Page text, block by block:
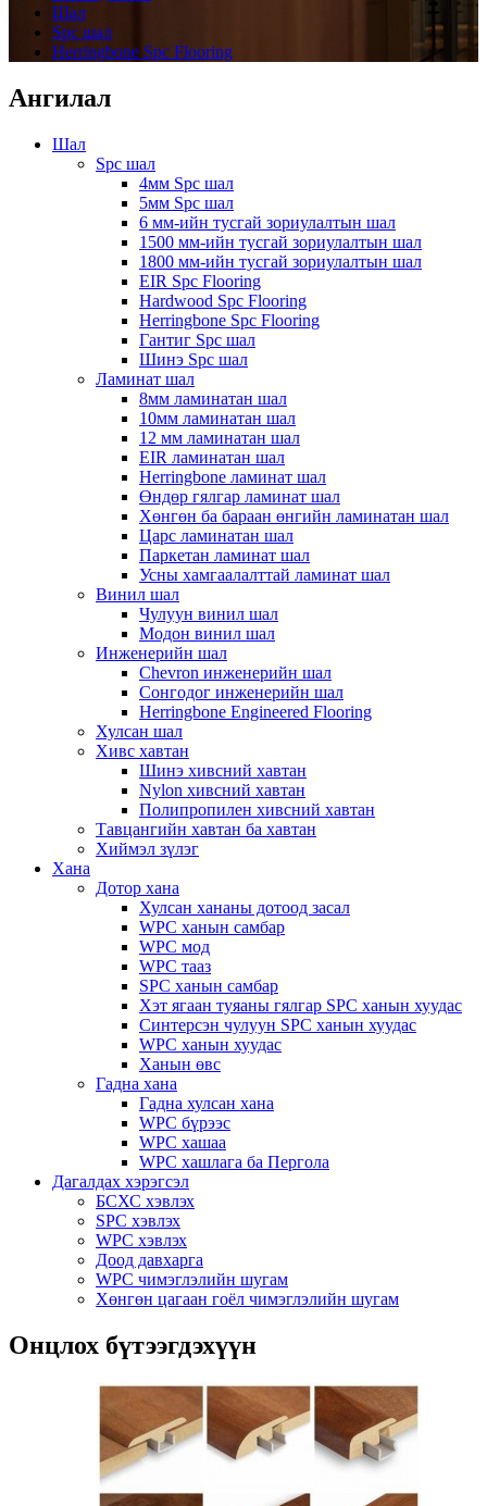
Шал
Spc шал
Herringbone Spc Flooring
Ангилал
Шал
Spc шал
4мм Spc шал
5мм Spc шал
6 мм-ийн тусгай зориулалтын шал
1500 мм-ийн тусгай зориулалтын шал
1800 мм-ийн тусгай зориулалтын шал
EIR Spc Flooring
Hardwood Spc Flooring
Herringbone Spc Flooring
Гантиг Spc шал
Шинэ Spc шал
Ламинат шал
8мм ламинатан шал
10мм ламинатан шал
12 мм ламинатан шал
EIR ламинатан шал
Herringbone ламинат шал
Өндөр гялгар ламинат шал
Хөнгөн ба бараан өнгийн ламинатан шал
Царс ламинатан шал
Паркетан ламинат шал
Усны хамгаалалттай ламинат шал
Винил шал
Чулуун винил шал
Модон винил шал
Инженерийн шал
Chevron инженерийн шал
Сонгодог инженерийн шал
Herringbone Engineered Flooring
Хулсан шал
Хивс хавтан
Шинэ хивсний хавтан
Nylon хивсний хавтан
Полипропилен хивсний хавтан
Тавцангийн хавтан ба хавтан
Хиймэл зүлэг
Хана
Дотор хана
Хулсан хананы дотоод засал
WPC ханын самбар
WPC мод
WPC тааз
SPC ханын самбар
Хэт ягаан туяаны гялгар SPC ханын хуудас
Синтерсэн чулуун SPC ханын хуудас
WPC ханын хуудас
Ханын өвс
Гадна хана
Гадна хулсан хана
WPC бүрээс
WPC хашаа
WPC хашлага ба Пергола
Дагалдах хэрэгсэл
БСХС хэвлэх
SPC хэвлэх
WPC хэвлэх
Доод давхарга
WPC чимэглэлийн шугам
Хөнгөн цагаан гоёл чимэглэлийн шугам
Онцлох бүтээгдэхүүн